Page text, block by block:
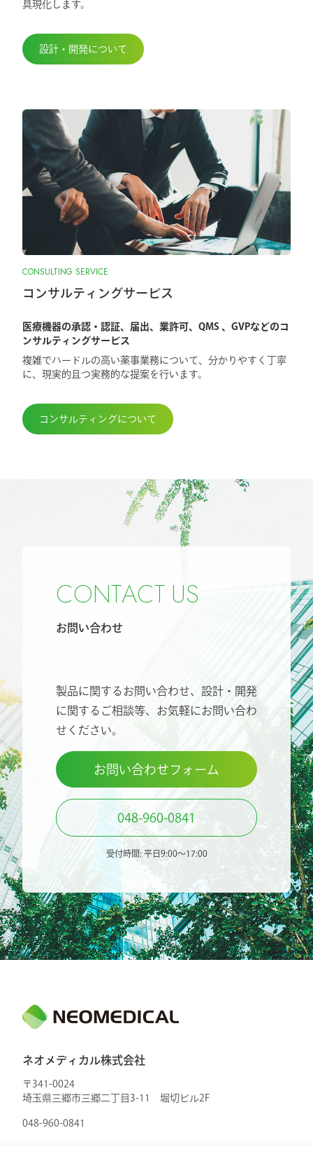
具現化します。
設計・開発について
CONSULTING SERVICE
コンサルティングサービス
医療機器の承認・認証、届出、業許可、QMS 、GVPなどのコ
ンサルティングサービス
複雑でハードルの高い薬事業務について、分かりやすく丁寧
に、現実的且つ実務的な提案を行います。
コンサルティングについて
CONTACT US
お問い合わせ
製品に関するお問い合わせ、設計・開発
に関するご相談等、 お気軽にお問い合わ
せください。
お問い合わせフォーム
048-960-0841
受付時間: 平日9:00〜17:00
ネオメディカル株式会社
〒341-0024
埼玉県三郷市三郷二丁目3-11 堀切ビル2F
048-960-0841